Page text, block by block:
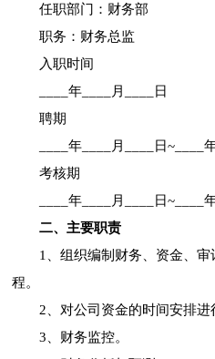
任职部门：财务部
职务：财务总监
入职时间
____年____月____日
聘期
____年____月____日~____
考核期
____年____月____日~____
二、主要职责
1、组织编制财务、资金、
程。
2、对公司资金的时间安排进
3、财务监控。